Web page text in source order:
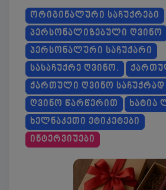
ᲝᲠᲘᲒᲘᲜᲐᲚᲣᲠᲘ ᲡᲐᲩᲣᲥᲠᲔᲑᲘ
ᲞᲔᲠᲡᲝᲜᲐᲚᲘᲖᲔᲑᲣᲚᲘ ᲦᲕᲘᲜᲝ
ᲞᲔᲠᲡᲝᲜᲐᲚᲣᲠᲘ ᲡᲐᲩᲣᲥᲐᲠᲘ
ᲡᲐᲡᲐᲩᲣᲥᲠᲔ ᲦᲕᲘᲜᲝ.
ᲥᲐᲠᲗᲣᲚᲘ ᲦᲕᲘᲜᲝ ᲡᲐᲩᲣᲥᲠᲐᲓ
ᲦᲕᲘᲜᲝ ᲬᲐᲠᲬᲔᲠᲘᲗ
ᲮᲐᲢᲘᲐ
ᲮᲔᲚᲜᲐᲙᲔᲗᲘ ᲔᲢᲘᲙᲔᲢᲔᲑᲘ
ᲘᲜᲢᲔᲠᲕᲘᲣᲔᲑᲘ